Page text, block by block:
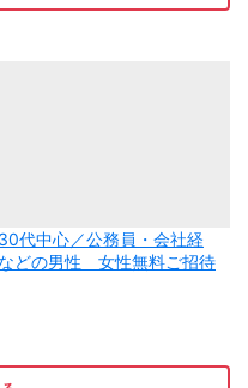
代中心／公務員・会社経
どの男性 女性無料ご招待